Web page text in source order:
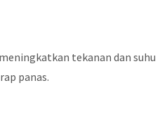
tekanan dan suhu
panas.